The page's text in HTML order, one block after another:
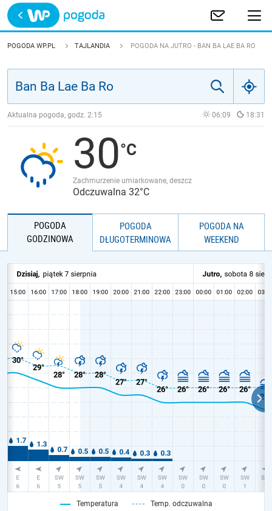
Trwa ładowanie
POLSKA
JAKOŚĆ POWIETRZA
POGODA WP.PL TAJLANDIA POGODA NA JUTRO - BAN BA LAE BA RO
Aktualna pogoda, godz. 2:15 06:09 18:31
30
Zachmurzenie umiarkowane, deszcz
Odczuwalna 32°C
POGODA
GODZINOWA
POGODA
DŁUGOTERMINOWA
POGODA NA
WEEKEND
Temperatura Temp. odczuwalna